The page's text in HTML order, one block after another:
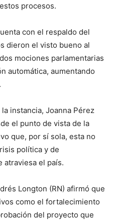
procesos.
con el respaldo del
dieron el visto bueno al
mociones parlamentarias
automática, aumentando
instancia, Joanna Pérez
el punto de vista de la
que, por sí sola, esta no
política y de
atraviesa el país.
Longton (RN) afirmó que
como el fortalecimiento
del proyecto que